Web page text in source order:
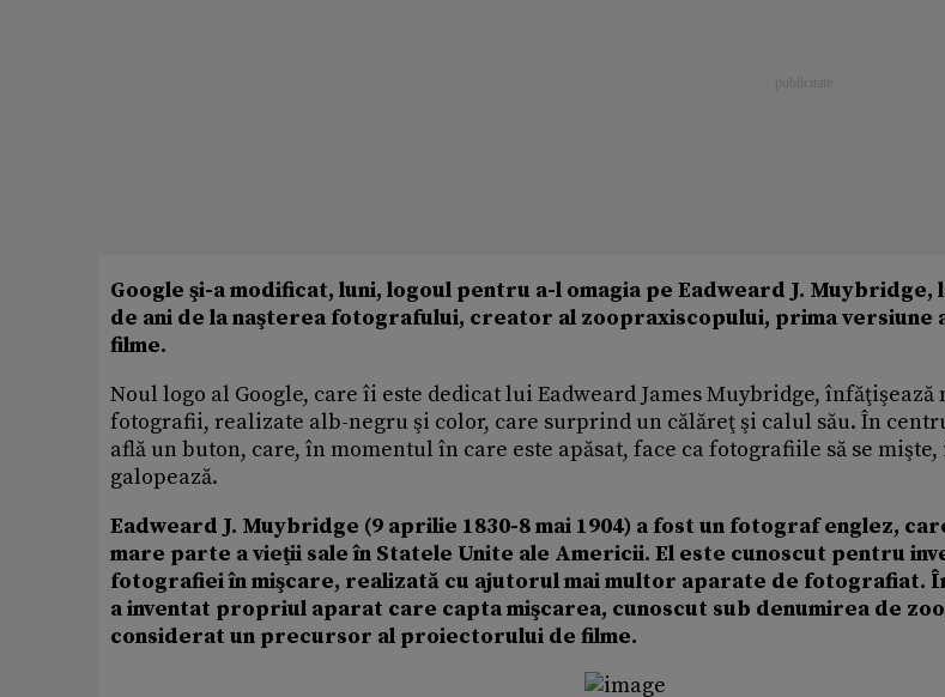
Google şi-a modificat, luni, logoul pentru a-l omagia pe Eadweard J. Muybridge,
de ani de la naşterea fotografului, creator al zoopraxiscopului, prima
filme.
Noul logo al Google, care îi este dedicat lui Eadweard James Muybridge, înfăţişează
fotografii, realizate alb-negru şi color, care surprind un călăreţ şi calul său. În
află un buton, care, în momentul în care este apăsat, face ca fotografiile să se
galopează.
Eadweard J. Muybridge (9 aprilie 1830-8 mai 1904) a fost un fotograf englez,
mare parte a vieţii sale în Statele Unite ale Americii. El este cunoscut pentru
fotografiei în mişcare, realizată cu ajutorul mai multor aparate de fotografiat.
a inventat propriul aparat care capta mişcarea, cunoscut sub denumirea de
considerat un precursor al proiectorului de filme.